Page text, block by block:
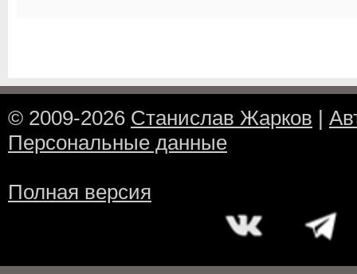
© 2009-2026 Станислав Жарков |
Персональные данные
Полная версия